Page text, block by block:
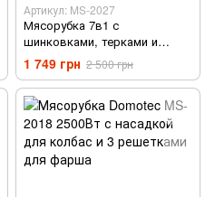
Артикул: MS-2027
Мясорубка 7в1 с
шинковками, терками и
соковижималкой Domotec
4500W
1 749 грн 2 500 грн